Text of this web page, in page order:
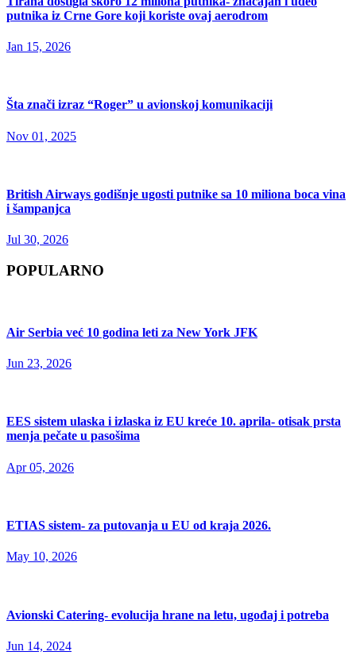
putnika iz Crne Gore koji koriste ovaj aerodrom
Jan 15, 2026
Šta znači izraz “Roger” u avionskoj komunikaciji
Nov 01, 2025
British Airways godišnje ugosti putnike sa 10 miliona boca vina
i šampanjca
Jul 30, 2026
POPULARNO
Air Serbia već 10 godina leti za New York JFK
Jun 23, 2026
EES sistem ulaska i izlaska iz EU kreće 10. aprila- otisak prsta
menja pečate u pasošima
Apr 05, 2026
ETIAS sistem- za putovanja u EU od kraja 2026.
May 10, 2026
Avionski Catering- evolucija hrane na letu, ugođaj i potreba
Jun 14, 2024